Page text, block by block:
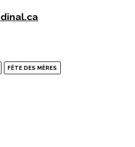
FÊTE DES MÈRES